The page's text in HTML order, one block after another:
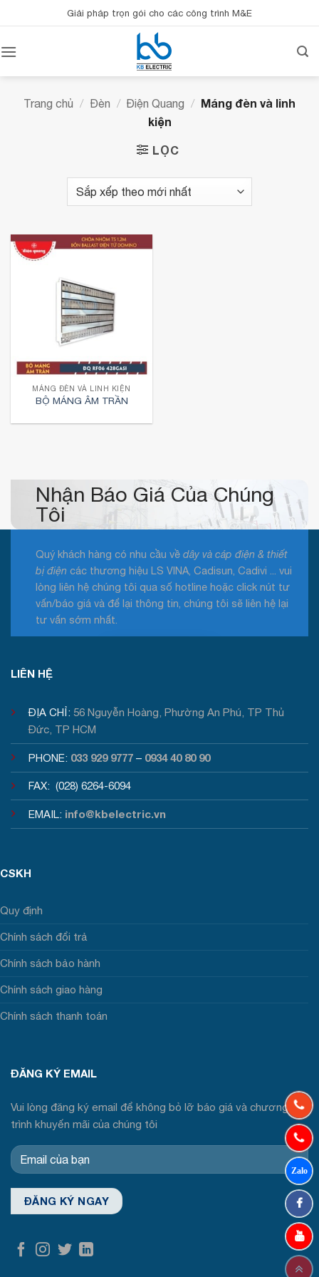
qua
dung
Giải pháp trọn gói cho các công trình M&E
Trang chủ / Đèn / Điện Quang / Máng đèn và linh
kiện
LỌC
MÁNG ĐÈN VÀ LINH KIỆN
BỘ MÁNG ÂM TRẦN
Nhận Báo Giá Của Chúng
Tôi
Quý khách hàng có nhu cầu về dây và cáp điện & thiết
bị điện các thương hiệu LS VINA, Cadisun, Cadivi ... vui
lòng liên hệ chúng tôi qua số hotline hoặc click nút tư
vấn/báo giá và để lại thông tin, chúng tôi sẽ liên hệ lại
tư vấn sớm nhất.
LIÊN HỆ
ĐỊA CHỈ: 56 Nguyễn Hoàng, Phường An Phú, TP Thủ
Đức, TP HCM
PHONE: 033 929 9777 – 0934 40 80 90
FAX: (028) 6264-6094
EMAIL: info@kbelectric.vn
CSKH
Quy định
Chính sách đổi trả
Chính sách bảo hành
Chính sách giao hàng
Chính sách thanh toán
ĐĂNG KÝ EMAIL
Vui lòng đăng ký email để không bỏ lỡ báo giá và chương
trình khuyến mãi của chúng tôi